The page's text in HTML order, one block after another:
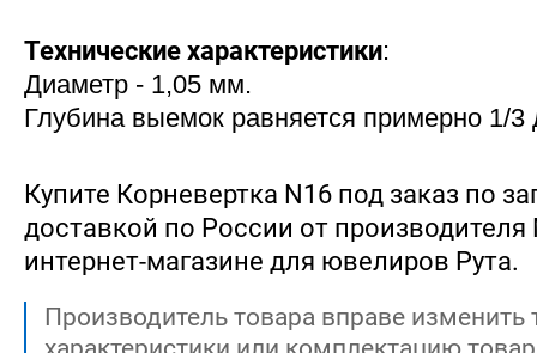
Технические характеристики:
Диаметр - 1,05 мм.
Глубина выемок равняется примерно 1/3
Купите Корневертка N16 под заказ по
доставкой по России от производителя
интернет-магазине для ювелиров Рута.
Производитель товара вправе изменить